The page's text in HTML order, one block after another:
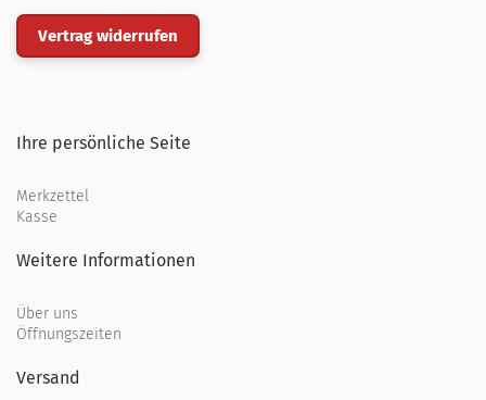
Vertrag widerrufen
Ihre persönliche Seite
Merkzettel
Kasse
Weitere Informationen
Über uns
Öffnungszeiten
Versand